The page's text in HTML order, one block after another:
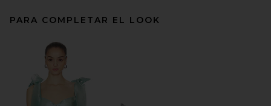
PARA COMPLETAR EL LOOK